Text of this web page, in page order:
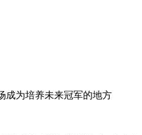
成为培养未来冠军的地方